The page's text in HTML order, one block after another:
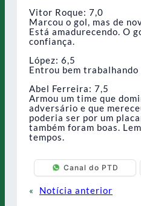
Vitor Roque: 7,0
Marcou o gol, mas de
Está amadurecendo. O
confiança.
López: 6,5
Entrou bem trabalhando
Abel Ferreira: 7,5
Armou um time que
adversário e que
poderia ser por um
também foram boas.
tempos.
Canal do PTD
«
Notícia anterior